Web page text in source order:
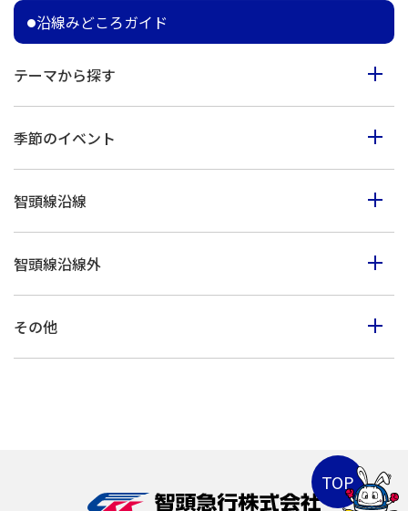
沿線みどころガイド
テーマから探す
歩く
買う
季節のイベント
秋のイベント
智頭線沿線
美作市
智頭線沿線外
その他